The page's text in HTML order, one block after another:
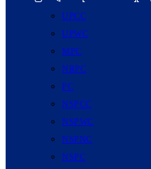
UPCC
UPWC
MPC
NRPC
PC
NSPCC
NSPWC
NSPNC
NSPC